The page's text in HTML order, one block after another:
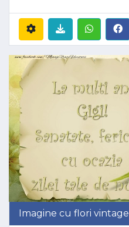
Imagine cu flori vintage